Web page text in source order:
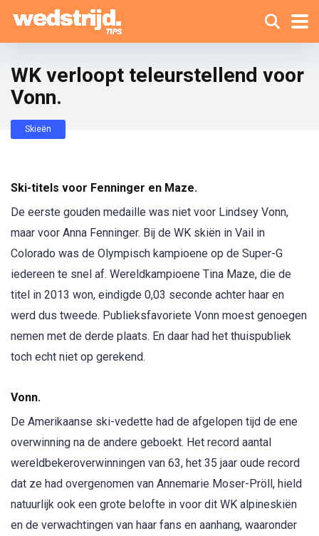
WK verloopt teleurstellend voor
Vonn.
Skieën
Ski-titels voor Fenninger en Maze.
De eerste gouden medaille was niet voor Lindsey Vonn,
maar voor Anna Fenninger. Bij de WK skiën in Vail in
Colorado was de Olympisch kampioene op de Super-G
iedereen te snel af. Wereldkampioene Tina Maze, die de
titel in 2013 won, eindigde 0,03 seconde achter haar en
werd dus tweede. Publieksfavoriete Vonn moest genoegen
nemen met de derde plaats. En daar had het thuispubliek
toch echt niet op gerekend.
Vonn.
De Amerikaanse ski-vedette had de afgelopen tijd de ene
overwinning na de andere geboekt. Het record aantal
wereldbekeroverwinningen van 63, het 35 jaar oude record
dat ze had overgenomen van Annemarie Moser-Pröll, hield
natuurlijk ook een grote belofte in voor dit WK alpineskiën
en de verwachtingen van haar fans en aanhang, waaronder